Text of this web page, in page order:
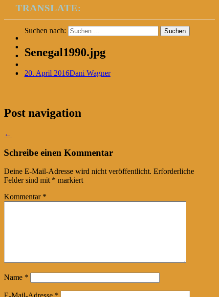
TRANSLATE:
Suchen nach:
Senegal1990.jpg
20. April 2016Dani Wagner
Post navigation
←
Schreibe einen Kommentar
Deine E-Mail-Adresse wird nicht veröffentlicht. Erforderliche
Felder sind mit * markiert
Kommentar *
Name *